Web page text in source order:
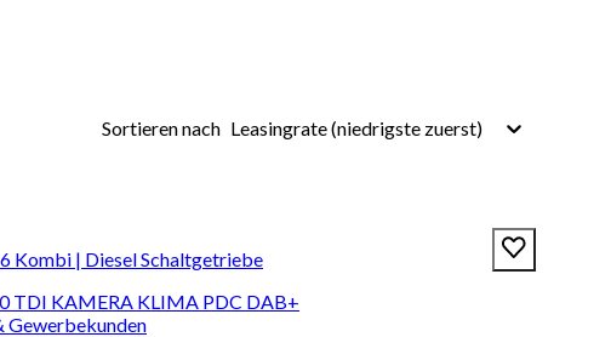
Sortieren nach Leasingrate (niedrigste zuerst)
Kombi | Diesel Schaltgetriebe
TDI KAMERA KLIMA PDC DAB+
Gewerbekunden